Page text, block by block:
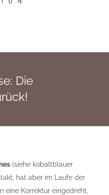
Die
(siehe kobaltblauer
hat aber im Laufe der
eine Korrektur eingedreht,